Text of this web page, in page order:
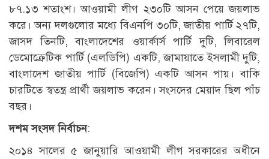
৮৭.১৩ শতাংশ। আওয়ামী লীগ ২৩০টি আসন পেয়ে জয়লাভ
করে। অন্য দলগুলোর মধ্যে বিএনপি ৩০টি, জাতীয় পার্টি ২৭টি,
জাসদ তিনটি, বাংলাদেশের ওয়ার্কার্স পার্টি দুটি, লিবারেল
ডেমোক্রেটিক পার্টি (এলডিপি) একটি, জামায়াতে ইসলামী দুটি,
বাংলাদেশ জাতীয় পার্টি (বিজেপি) একটি আসন পায়। বাকি
চারটিতে স্বতন্ত্র প্রার্থী জয়লাভ করেন। সংসদের মেয়াদ ছিল পাঁচ
বছর।
দশম সংসদ নির্বাচন:
২০১৪ সালের ৫ জানুয়ারি আওয়ামী লীগ সরকারের অধীনে